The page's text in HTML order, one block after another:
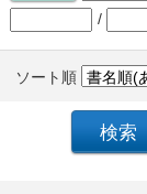
/
ソート順